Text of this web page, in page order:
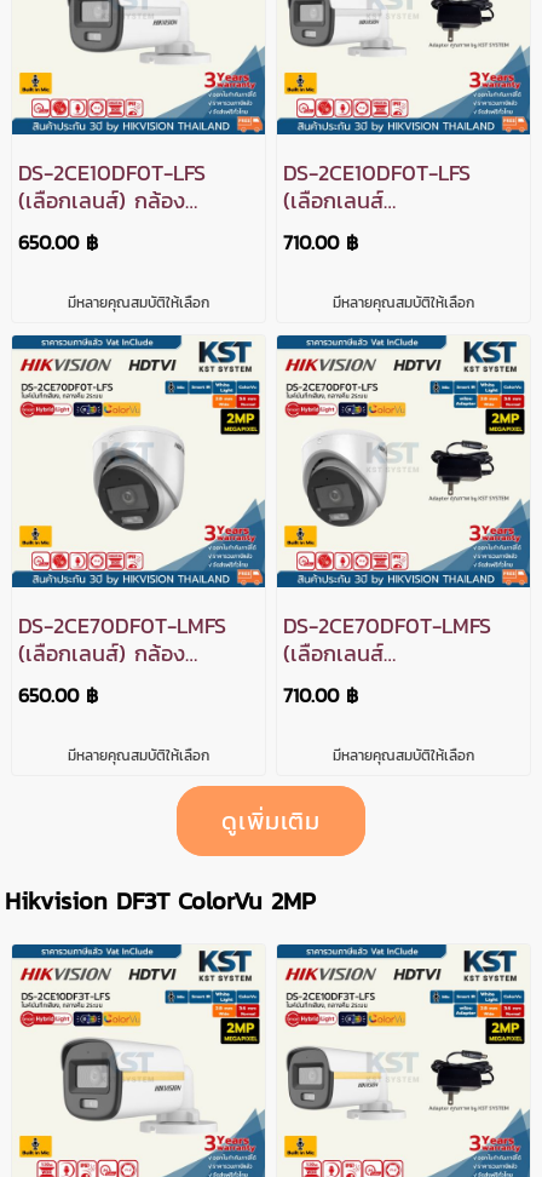
DS-2CE10DF0T-LFS
(เลือกเลนส์) กล้อง
วงจรปิด Hikvision
Smart Hybrid Light
2MP (ไมค์)
650.00 ฿
มีหลายคุณสมบัติให้เลือก
DS-2CE10DF0T-LFS
(เลือกเลนส์
พร้อมAdapter) กล้อง
วงจรปิด Hikvision
with ColorVu HDTVI
2MP (ไมค์)
710.00 ฿
มีหลายคุณสมบัติให้เลือก
DS-2CE70DF0T-LMFS
(เลือกเลนส์) กล้อง
วงจรปิด Hikvision
Smart Hybrid Light
2MP (ไมค์)
650.00 ฿
มีหลายคุณสมบัติให้เลือก
DS-2CE70DF0T-LMFS
(เลือกเลนส์
พร้อมAdapter) กล้อง
วงจรปิด Hikvision
with ColorVu HDTVI
2MP (ไมค์)
710.00 ฿
มีหลายคุณสมบัติให้เลือก
ดูเพิ่มเติม
Hikvision DF3T ColorVu 2MP